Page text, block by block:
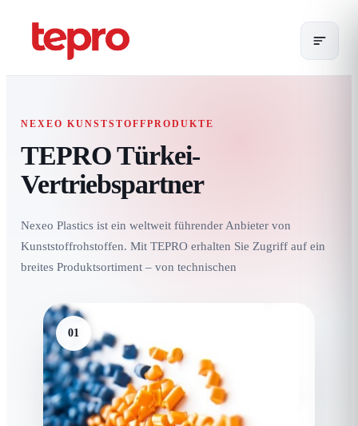
NEXEO KUNSTSTOFFPRODUKTE
TEPRO Türkei-
Vertriebspartner
Nexeo Plastics ist ein weltweit führender Anbieter von
Kunststoffrohstoffen. Mit TEPRO erhalten Sie Zugriff auf ein
breites Produktsortiment – ​​von technischen
01